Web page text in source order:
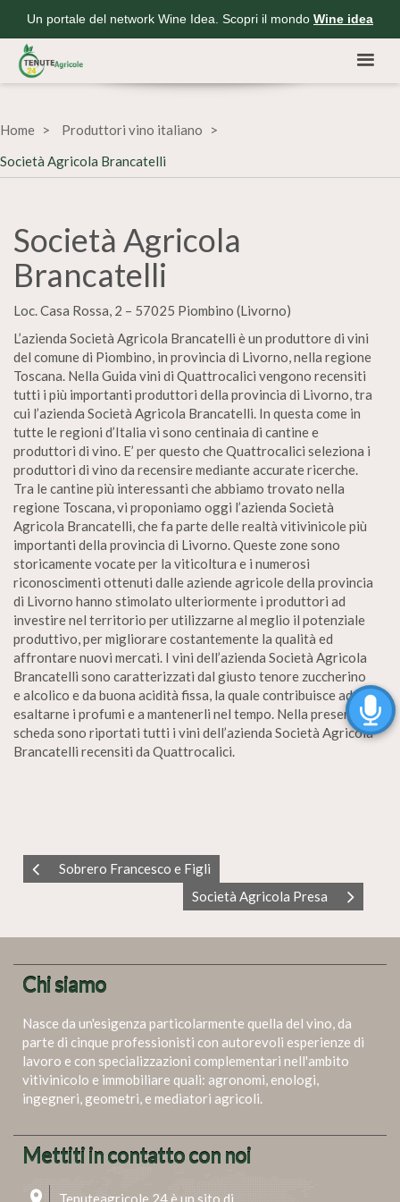
Un portale del network Wine Idea. Scopri il mondo Wine idea
Home
Produttori vino italiano
Società Agricola Brancatelli
Società Agricola
Brancatelli
Loc. Casa Rossa, 2 – 57025 Piombino (Livorno)
L’azienda Società Agricola Brancatelli è un produttore di vini
del comune di Piombino, in provincia di Livorno, nella regione
Toscana. Nella Guida vini di Quattrocalici vengono recensiti
tutti i più importanti produttori della provincia di Livorno, tra
cui l’azienda Società Agricola Brancatelli. In questa come in
tutte le regioni d’Italia vi sono centinaia di cantine e
produttori di vino. E’ per questo che Quattrocalici seleziona i
produttori di vino da recensire mediante accurate ricerche.
Tra le cantine più interessanti che abbiamo trovato nella
regione Toscana, vi proponiamo oggi l’azienda Società
Agricola Brancatelli, che fa parte delle realtà vitivinicole più
importanti della provincia di Livorno. Queste zone sono
storicamente vocate per la viticoltura e i numerosi
riconoscimenti ottenuti dalle aziende agricole della provincia
di Livorno hanno stimolato ulteriormente i produttori ad
investire nel territorio per utilizzarne al meglio il potenziale
produttivo, per migliorare costantemente la qualità ed
affrontare nuovi mercati. I vini dell’azienda Società Agricola
Brancatelli sono caratterizzati dal giusto tenore zuccherino
e alcolico e da buona acidità fissa, la quale contribuisce ad
esaltarne i profumi e a mantenerli nel tempo. Nella presente
scheda sono riportati tutti i vini dell’azienda Società Agricola
Brancatelli recensiti da Quattrocalici.
Sobrero Francesco e Figli
Società Agricola Presa
Chi siamo
Nasce da un'esigenza particolarmente quella del vino, da
parte di cinque professionisti con autorevoli esperienze di
lavoro e con specializzazioni complementari nell'ambito
vitivinicolo e immobiliare quali: agronomi, enologi,
ingegneri, geometri, e mediatori agricoli.
Mettiti in contatto con noi
Tenuteagricole 24 è un sito di